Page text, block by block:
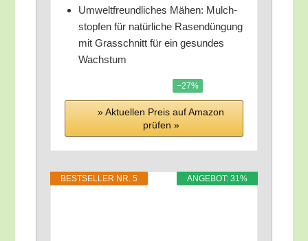
Umwelt­freund­li­ches Mähen: Mulch­
stop­fen für natür­li­che Rasen­dün­gung
mit Gras­schnitt für ein gesun­des
Wachstum
−27%
» Aktu­el­len Preis auf Ama­zon
prü­fen »
ANGE­BOT: 31%
BEST­SEL­LER NR. 5